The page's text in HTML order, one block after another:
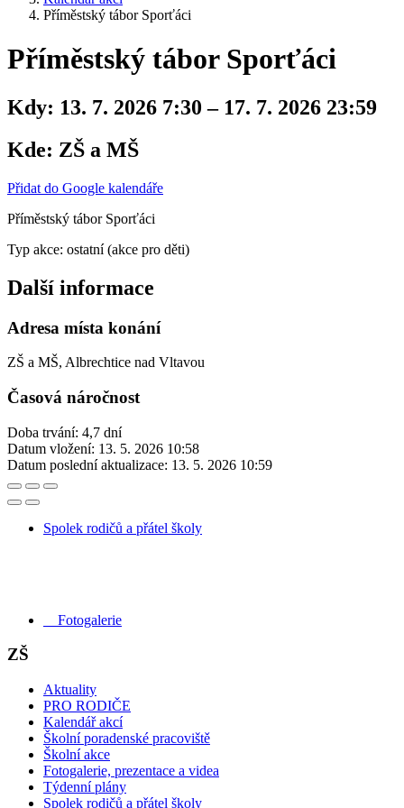
Příměstský tábor Sporťáci
Příměstský tábor Sporťáci
Kdy: 13. 7. 2026 7:30 – 17. 7. 2026 23:59
Kde: ZŠ a MŠ
Přidat do Google kalendáře
Příměstský tábor Sporťáci
Typ akce: ostatní (akce pro děti)
Další informace
Adresa místa konání
ZŠ a MŠ, Albrechtice nad Vltavou
Časová náročnost
Doba trvání: 4,7 dní
Datum vložení: 13. 5. 2026 10:58
Datum poslední aktualizace: 13. 5. 2026 10:59
Spolek rodičů a přátel školy
Fotogalerie
ZŠ
Aktuality
PRO RODIČE
Kalendář akcí
Školní poradenské pracoviště
Školní akce
Fotogalerie, prezentace a videa
Týdenní plány
Spolek rodičů a přátel školy